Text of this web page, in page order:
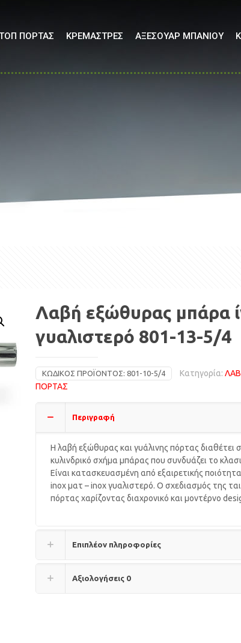
ΠΟΡΤΑΣ ΚΡΕΜΑΣΤΡΕΣ ΑΞΕΣΟΥΑΡ ΜΠΑΝΙΟΥ
Λαβή εξώθυρας μπάρα
γυαλιστερό 801-13-5/4
ΚΩΔΙΚΌΣ ΠΡΟΪΌΝΤΟΣ: 801-10-5/4 Κατηγορία:
ΠΟΡΤΑΣ
Περιγραφή
Η λαβή εξώθυρας και γυάλινης πόρτας διαθέτει
κυλινδρικό σχήμα μπάρας που συνδυάζει το
Είναι κατασκευασμένη από εξαιρετικής
inox ματ – inox γυαλιστερό. Ο σχεδιασμός της
πόρτας χαρίζοντας διαχρονικό και μοντέρνο
Επιπλέον πληροφορίες
Αξιολογήσεις 0